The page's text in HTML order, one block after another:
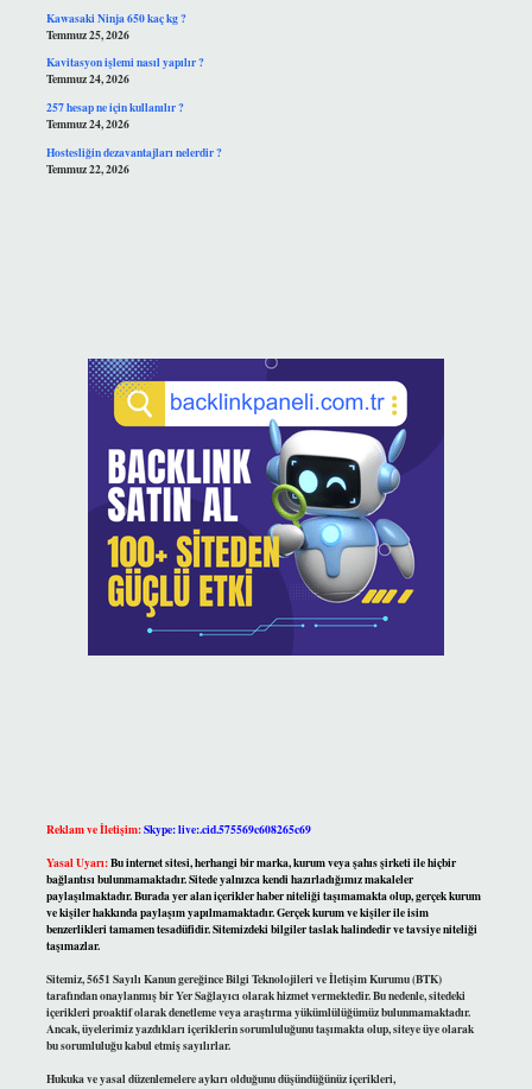
Kawasaki Ninja 650 kaç kg ?
Temmuz 25, 2026
Kavitasyon işlemi nasıl yapılır ?
Temmuz 24, 2026
257 hesap ne için kullanılır ?
Temmuz 24, 2026
Hostesliğin dezavantajları nelerdir ?
Temmuz 22, 2026
Reklam ve İletişim:Skype: live:.cid.575569c608265c69
Yasal Uyarı:Bu internet sitesi, herhangi bir marka, kurum veya şahıs şirketi ile hiçbir
bağlantısı bulunmamaktadır. Sitede yalnızca kendi hazırladığımız makaleler
paylaşılmaktadır. Burada yer alan içerikler haber niteliği taşımamakta olup, gerçek kurum
ve kişiler hakkında paylaşım yapılmamaktadır. Gerçek kurum ve kişiler ile isim
benzerlikleri tamamen tesadüfidir. Sitemizdeki bilgiler taslak halindedir ve tavsiye niteliği
taşımazlar.
Sitemiz, 5651 Sayılı Kanun gereğince Bilgi Teknolojileri ve İletişim Kurumu (BTK)
tarafından onaylanmış bir Yer Sağlayıcı olarak hizmet vermektedir. Bu nedenle, sitedeki
içerikleri proaktif olarak denetleme veya araştırma yükümlülüğümüz bulunmamaktadır.
Ancak, üyelerimiz yazdıkları içeriklerin sorumluluğunu taşımakta olup, siteye üye olarak
bu sorumluluğu kabul etmiş sayılırlar.
Hukuka ve yasal düzenlemelere aykırı olduğunu düşündüğünüz içerikleri,